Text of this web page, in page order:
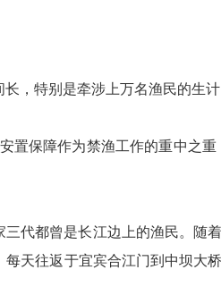
，特别是牵涉上万名渔民的生
置保障作为禁渔工作的重中之重
代都曾是长江边上的渔民。随
天往返于宜宾合江门到中坝大